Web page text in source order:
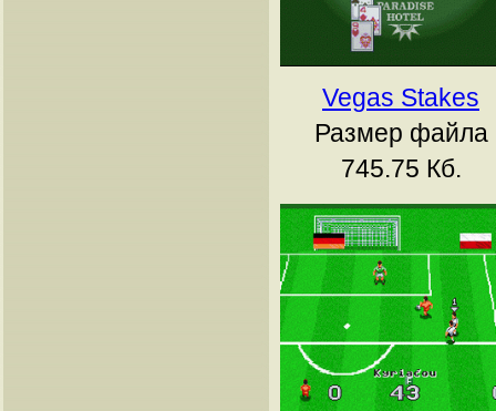
Vegas Stakes
Размер файла
745.75 Кб.